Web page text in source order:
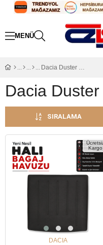
Dacia Duster 4x4
Dacia
SIRALAMA
Kargo
DACIA